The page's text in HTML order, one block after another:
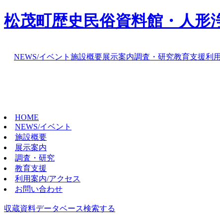
松茂町歴史民俗資料館・人形
NEWS/イベント 施設概要展示案内調査・研究教育支援利
HOME
NEWS/イベント
施設概要
展示案内
調査・研究
教育支援
利用案内/アクセス
お問い合わせ
収蔵資料データベース検索する